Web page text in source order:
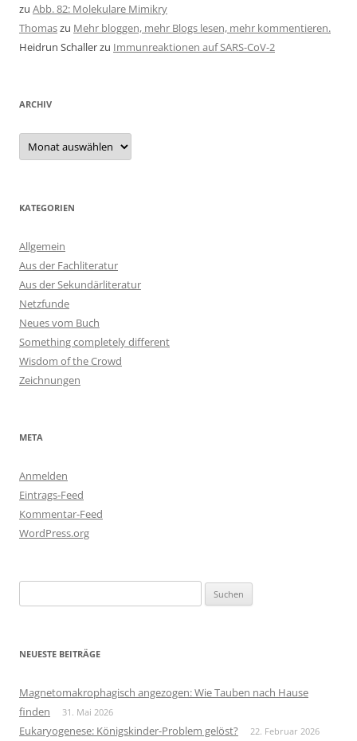
zu Abb. 82: Molekulare Mimikry
Thomaszu Mehr bloggen, mehr Blogs lesen, mehr kommentieren.
Heidrun Schallerzu Immunreaktionen auf SARS-CoV-2
ARCHIV
Archiv
KATEGORIEN
Allgemein
Aus der Fachliteratur
Aus der Sekundärliteratur
Netzfunde
Neues vom Buch
Something completely different
Wisdom of the Crowd
Zeichnungen
META
Anmelden
Eintrags-Feed
Kommentar-Feed
WordPress.org
nach:
NEUESTE BEITRÄGE
Magnetomakrophagisch angezogen: Wie Tauben nach Hause
finden
31. Mai 2026
Eukaryogenese: Königskinder-Problem gelöst? 22. Februar 2026